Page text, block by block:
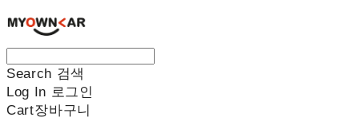
Search 검색
Log In 로그인
Cart장바구니